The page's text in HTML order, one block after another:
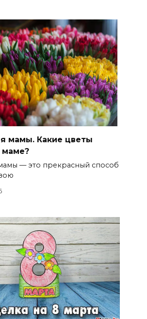
мамы. Какие цветы
маме?
— это прекрасный способ